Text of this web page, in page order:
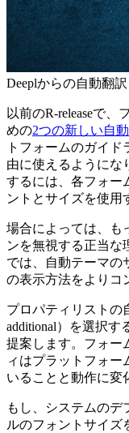
Deeplからの自動翻訳
以前のR-releaseで
めの2つの新しい自
トフォームのガイ
由に使えるようにな
するには、各フォー
ントとサイズを使用
場合によっては、も
ンを無視する正当な
では、自動テーマの
の表示方法をよりコ
プロパティリストの
additional）を選択す
提案します。フォー
ィはプラットフォー
いることと動作に変
もし、システムのデ
ルのフォントサイズ